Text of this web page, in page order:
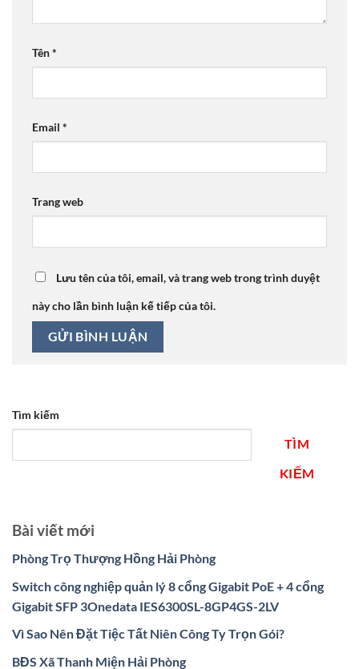
Tên*
Email *
Trang web
Lưu tên của tôi, email, và trang web trong trình duyệt
này cho lần bình luận kế tiếp của tôi.
Tìm kiếm
TÌM
KIẾM
Bài viết mới
Phòng Trọ Thượng Hồng Hải Phòng
Switch công nghiệp quản lý 8 cổng Gigabit PoE + 4 cổng
Gigabit SFP 3Onedata IES6300SL-8GP4GS-2LV
Vì Sao Nên Đặt Tiệc Tất Niên Công Ty Trọn Gói?
BĐS Xã Thanh Miện Hải Phòng